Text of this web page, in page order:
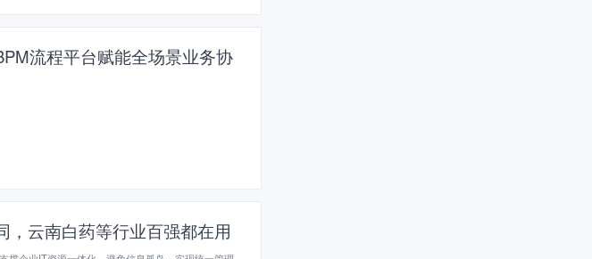
流程平台赋能全场景业务协
，云南白药等行业百强都在用